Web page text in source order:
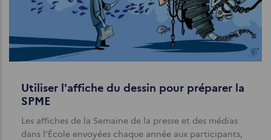
Utiliser l'affiche du dessin pour préparer la
SPME
Les affiches de la Semaine de la presse et des médias
dans l’École envoyées chaque année aux participants,